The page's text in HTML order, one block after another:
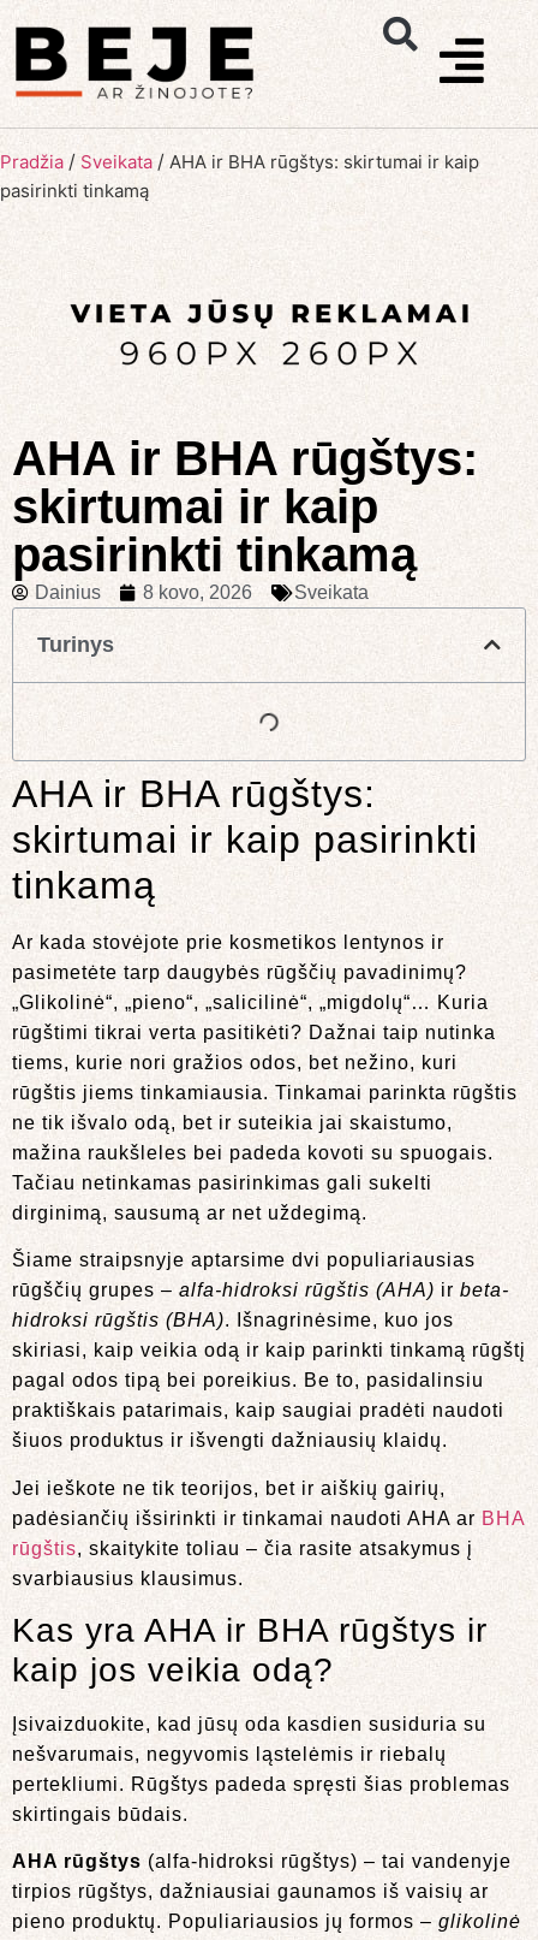
Pradžia / Sveikata / AHA ir BHA rūgštys: skirtumai ir kaip
pasirinkti tinkamą
AHA ir BHA rūgštys:
skirtumai ir kaip
pasirinkti tinkamą
Dainius 8 kovo, 2026 Sveikata
Turinys
AHA ir BHA rūgštys:
skirtumai ir kaip pasirinkti
tinkamą
Ar kada stovėjote prie kosmetikos lentynos ir
pasimetėte tarp daugybės rūgščių pavadinimų?
„Glikolinė“, „pieno“, „salicilinė“, „migdolų“… Kuria
rūgštimi tikrai verta pasitikėti? Dažnai taip nutinka
tiems, kurie nori gražios odos, bet nežino, kuri
rūgštis jiems tinkamiausia. Tinkamai parinkta rūgštis
ne tik išvalo odą, bet ir suteikia jai skaistumo,
mažina raukšleles bei padeda kovoti su spuogais.
Tačiau netinkamas pasirinkimas gali sukelti
dirginimą, sausumą ar net uždegimą.
Šiame straipsnyje aptarsime dvi populiariausias
rūgščių grupes – alfa-hidroksi rūgštis (AHA) ir beta-
hidroksi rūgštis (BHA). Išnagrinėsime, kuo jos
skiriasi, kaip veikia odą ir kaip parinkti tinkamą rūgštį
pagal odos tipą bei poreikius. Be to, pasidalinsiu
praktiškais patarimais, kaip saugiai pradėti naudoti
šiuos produktus ir išvengti dažniausių klaidų.
Jei ieškote ne tik teorijos, bet ir aiškių gairių,
padėsiančių išsirinkti ir tinkamai naudoti AHA ar BHA
rūgštis, skaitykite toliau – čia rasite atsakymus į
svarbiausius klausimus.
Kas yra AHA ir BHA rūgštys ir
kaip jos veikia odą?
Įsivaizduokite, kad jūsų oda kasdien susiduria su
nešvarumais, negyvomis ląstelėmis ir riebalų
pertekliumi. Rūgštys padeda spręsti šias problemas
skirtingais būdais.
AHA rūgštys (alfa-hidroksi rūgštys) – tai vandenyje
tirpios rūgštys, dažniausiai gaunamos iš vaisių ar
pieno produktų. Populiariausios jų formos – glikolinė